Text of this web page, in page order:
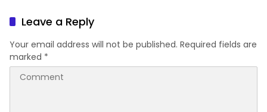
Leave a Reply
Your email address will not be published. Required fields are
marked *